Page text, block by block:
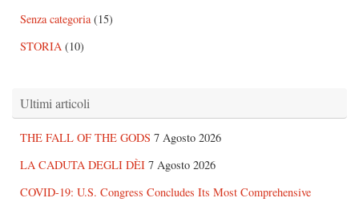
Senza categoria (15)
STORIA (10)
Ultimi articoli
THE FALL OF THE GODS 7 Agosto 2026
LA CADUTA DEGLI DÈI 7 Agosto 2026
COVID-19: U.S. Congress Concludes Its Most Comprehensive